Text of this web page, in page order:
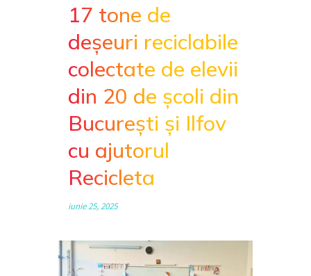
17 tone de
deșeuri reciclabile
colectate de elevii
din 20 de școli din
București și Ilfov
cu ajutorul
Recicleta
iunie 25, 2025